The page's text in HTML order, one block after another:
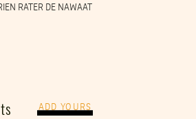
RATER DE NAWAAT
ADD YOURS